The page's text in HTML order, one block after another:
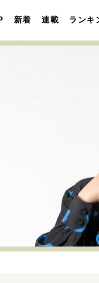
新着 連載 ランキ
セカンドキャリアの描き方
リーダーの流儀 変革